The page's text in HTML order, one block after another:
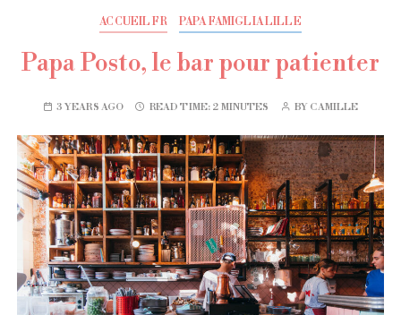
ACCUEIL FR PAPA FAMIGLIA LILLE
Papa Posto, le bar pour patienter
3 YEARS AGO READ TIME: 2 MINUTES BY CAMILLE